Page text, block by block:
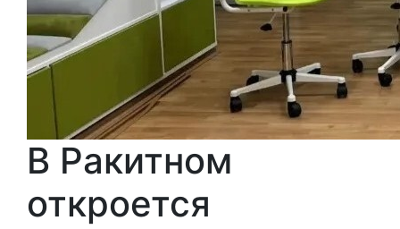
В Ракитном
откроется